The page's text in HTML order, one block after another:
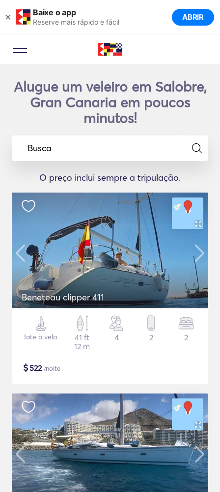
× Baixe o app
Reserve mais rápido e fácil ABRIR
Alugue um veleiro em Salobre,
Gran Canaria em poucos
minutos!
Busca
O preço inclui sempre a tripulação.
Beneteau clipper 411
Iate à vela
41 ft
12 m
4 2 2
$522/noite